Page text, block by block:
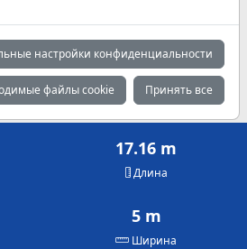
1,875 € 2,130 €
Сентябрь
1,875 €
Октябрь
1,700 €
17.16 m
Длина
5 m
Ширина
настройки конфиденциальности
файлы cookie Принять все